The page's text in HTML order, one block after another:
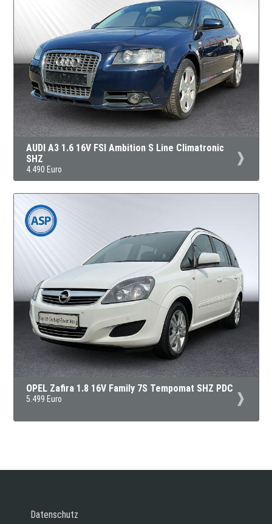
AUDI A3 1.6 16V FSI Ambition S Line Climatronic
SHZ
4.490 Euro
OPEL Zafira 1.8 16V Family 7S Tempomat SHZ PDC
5.499 Euro
Datenschutz